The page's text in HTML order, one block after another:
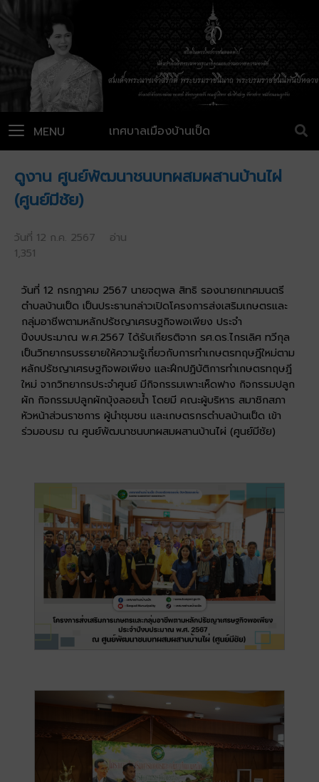
เทศบาลเมืองบ้านเป็ด
MENU
ดูงาน ศูนย์พัฒนาชนบทผสมผสานบ้านไผ่
(ศูนย์มีชัย)
วันที่ 12 ก.ค. 2567 อ่าน
1,351
วันที่ 12 กรกฎาคม 2567 นายจตุพล สิทธิ รองนายกเทศมนตรี
ตำบลบ้านเป็ด เป็นประธานกล่าวเปิดโครงการส่งเสริมเกษตรและ
กลุ่มอาชีพตามหลักปรัชญาเศรษฐกิจพอเพียง ประจำ
ปีงบประมาณ พ.ศ.2567 ได้รับเกียรติจาก รศ.ดร.ไกรเลิศ ทวีกุล
เป็นวิทยากรบรรยายให้ความรู้เกี่ยวกับการทำเกษตรทฤษฎีใหม่ตาม
หลักปรัชญาเศรษฐกิจพอเพียง และฝึกปฏิบัติการทำเกษตรทฤษฎี
ใหม่ จากวิทยากรประจำศูนย์ มีกิจกรรมเพาะเห็ดฟาง กิจกรรมปลูก
ผัก กิจกรรมปลูกผักบุ้งลอยน้ำ โดยมี คณะผู้บริหาร สมาชิกสภา
หัวหน้าส่วนราชการ ผู้นำชุมชน และเกษตรกรตำบลบ้านเป็ด เข้า
ร่วมอบรม ณ ศูนย์พัฒนาชนบทผสมผสานบ้านไผ่ (ศูนย์มีชัย)